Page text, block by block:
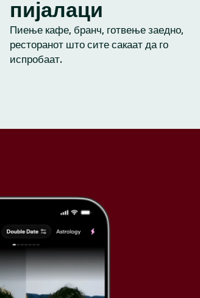
пијалаци
Пиење кафе, бранч, готвење заедно,
ресторанот што сите сакаат да го
испробаат.